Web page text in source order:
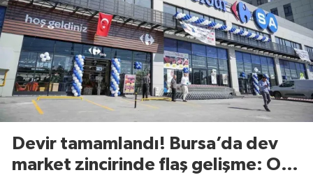
Devir tamamlandı! Bursa’da dev
market zincirinde flaş gelişme: O